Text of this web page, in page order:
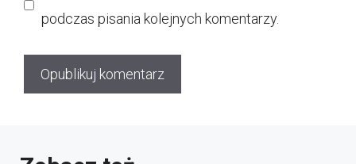
podczas pisania kolejnych komentarzy.